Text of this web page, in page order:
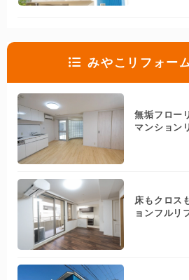
みやこリフォー
無垢フロー
マンション
床もクロス
ョンフルリ